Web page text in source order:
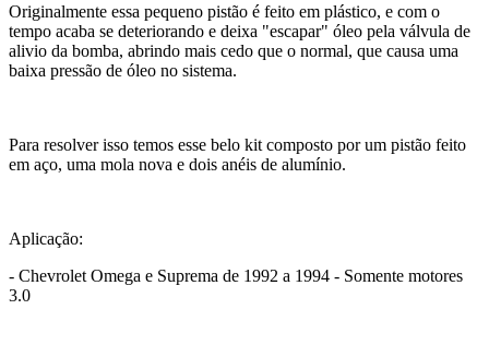
Originalmente essa pequeno pistão é feito em plástico, e com o
tempo acaba se deteriorando e deixa "escapar" óleo pela válvula de
alivio da bomba, abrindo mais cedo que o normal, que causa uma
baixa pressão de óleo no sistema.
Para resolver isso temos esse belo kit composto por um pistão feito
em aço, uma mola nova e dois anéis de alumínio.
Aplicação:
- Chevrolet Omega e Suprema de 1992 a 1994 - Somente motores
3.0